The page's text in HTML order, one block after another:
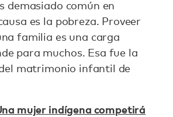
demasiado común en
es la pobreza. Proveer
familia es una carga
para muchos. Esa fue la
matrimonio infantil de
mujer indígena competirá